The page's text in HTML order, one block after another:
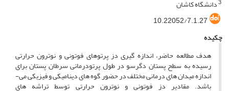
3دانشگاه کاشان
10.22052/7.1.27
چکیده
هدف مطالعه حاضر، اندازه ­گیری دز پرتوهای فوتونی و نوترون­ حرارتی
رسیده به سطح پستان دگرسو در طول پرتودرمانی سرطان پستان برای
اندازه میدان­ های درمانی مختلف در حضور گوه ­های دینامیکی و فیزیکی می­
باشد. مقادیر دز فوتونی و نوترون­ حرارتی توسط تراشه­ های